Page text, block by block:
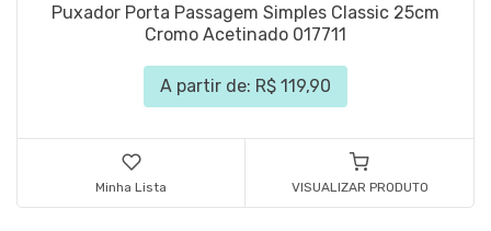
Puxador Porta Passagem Simples Classic 25cm
Cromo Acetinado 017711
A partir de: R$ 119,90
Minha Lista VISUALIZAR PRODUTO